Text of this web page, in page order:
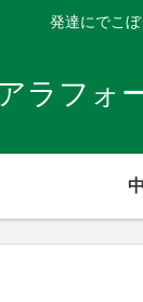
発達にでこ
ラフォ